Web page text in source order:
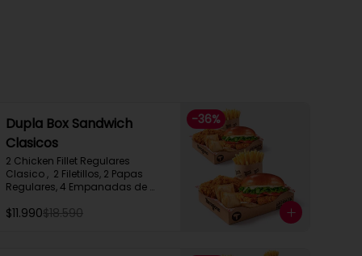
-36%
Dupla Box Sandwich
Clasicos
2 Chicken Fillet Regulares
Clasico ,  2 Filetillos, 2 Papas
Regulares, 4 Empanadas de
$11.990$18.590